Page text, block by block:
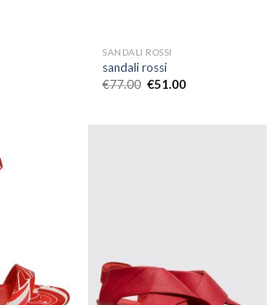
SANDALI ROSSI
sandali rossi
€77.00 €51.00